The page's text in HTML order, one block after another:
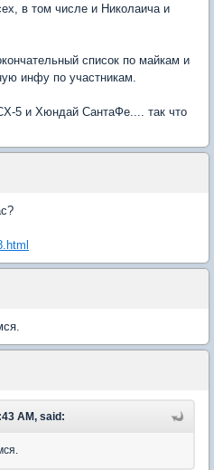
в том числе и Николаича и
список по майкам и
инфу по участникам.
5 и Хюндай СантаФе.... так что
AM, said: